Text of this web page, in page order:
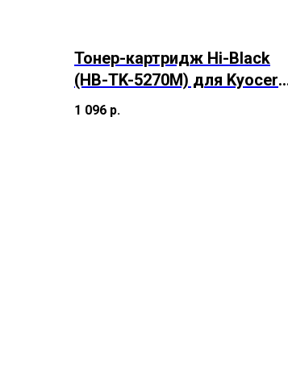
Тонер-картридж Hi-Black
(HB-TK-5270M) для Kyocera
M6230cidn/M6630/P6230cdn
, M, 6K
1 096 р.